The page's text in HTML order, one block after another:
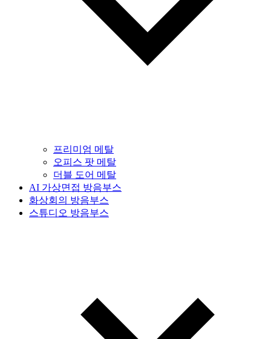
프리미엄 메탈
오피스 팟 메탈
더블 도어 메탈
AI 가상면접 방음부스
화상회의 방음부스
스튜디오 방음부스